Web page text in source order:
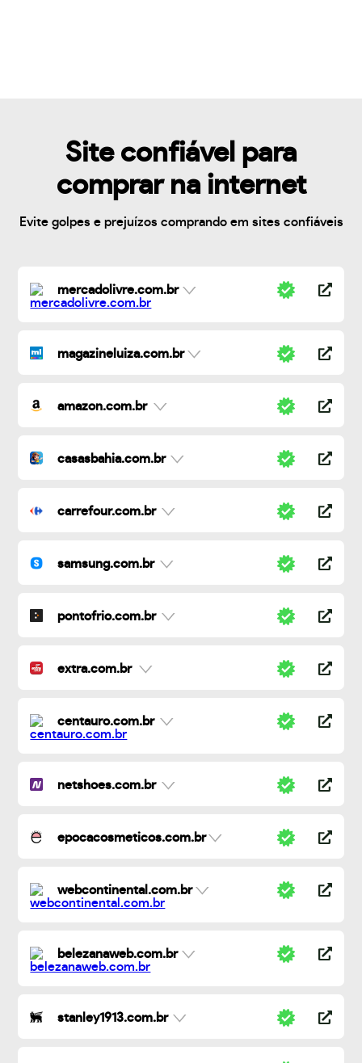
Site confiável para
comprar na internet
Evite golpes e prejuízos comprando em sites confiáveis
mercadolivre.com.br
magazineluiza.com.br
amazon.com.br
casasbahia.com.br
carrefour.com.br
samsung.com.br
pontofrio.com.br
extra.com.br
centauro.com.br
netshoes.com.br
epocacosmeticos.com.br
webcontinental.com.br
belezanaweb.com.br
stanley1913.com.br